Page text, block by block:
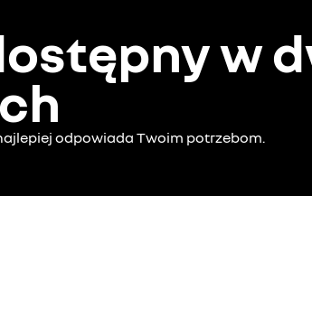
w
odpowiada Twoim potrzebom.